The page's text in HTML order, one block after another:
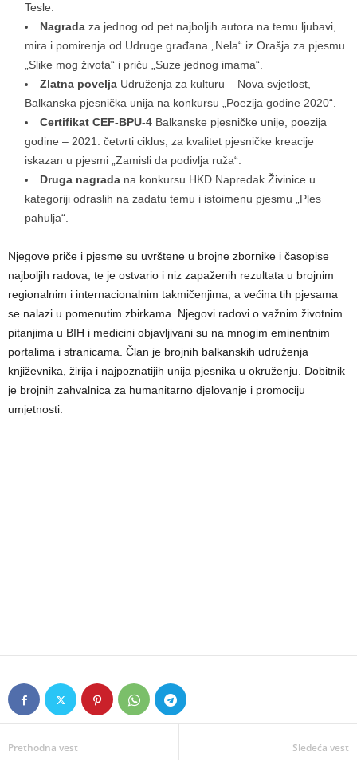
Tesle.
Nagrada za jednog od pet najboljih autora na temu ljubavi,
mira i pomirenja od Udruge građana „Nela“ iz Orašja za pjesmu
„Slike mog života“ i priču „Suze jednog imama“.
Zlatna povelja Udruženja za kulturu – Nova svjetlost,
Balkanska pjesnička unija na konkursu „Poezija godine 2020“.
Certifikat CEF-BPU-4 Balkanske pjesničke unije, poezija
godine – 2021. četvrti ciklus, za kvalitet pjesničke kreacije
iskazan u pjesmi „Zamisli da podivlja ruža“.
Druga nagrada na konkursu HKD Napredak Živinice u
kategoriji odraslih na zadatu temu i istoimenu pjesmu „Ples
pahulja“.
Njegove priče i pjesme su uvrštene u brojne zbornike i časopise
najboljih radova, te je ostvario i niz zapaženih rezultata u brojnim
regionalnim i internacionalnim takmičenjima, a većina tih pjesama
se nalazi u pomenutim zbirkama. Njegovi radovi o važnim životnim
pitanjima u BIH i medicini objavljivani su na mnogim eminentnim
portalima i stranicama. Član je brojnih balkanskih udruženja
književnika, žirija i najpoznatijih unija pjesnika u okruženju. Dobitnik
je brojnih zahvalnica za humanitarno djelovanje i promociju
umjetnosti.
Prethodna vest Sledeća vest